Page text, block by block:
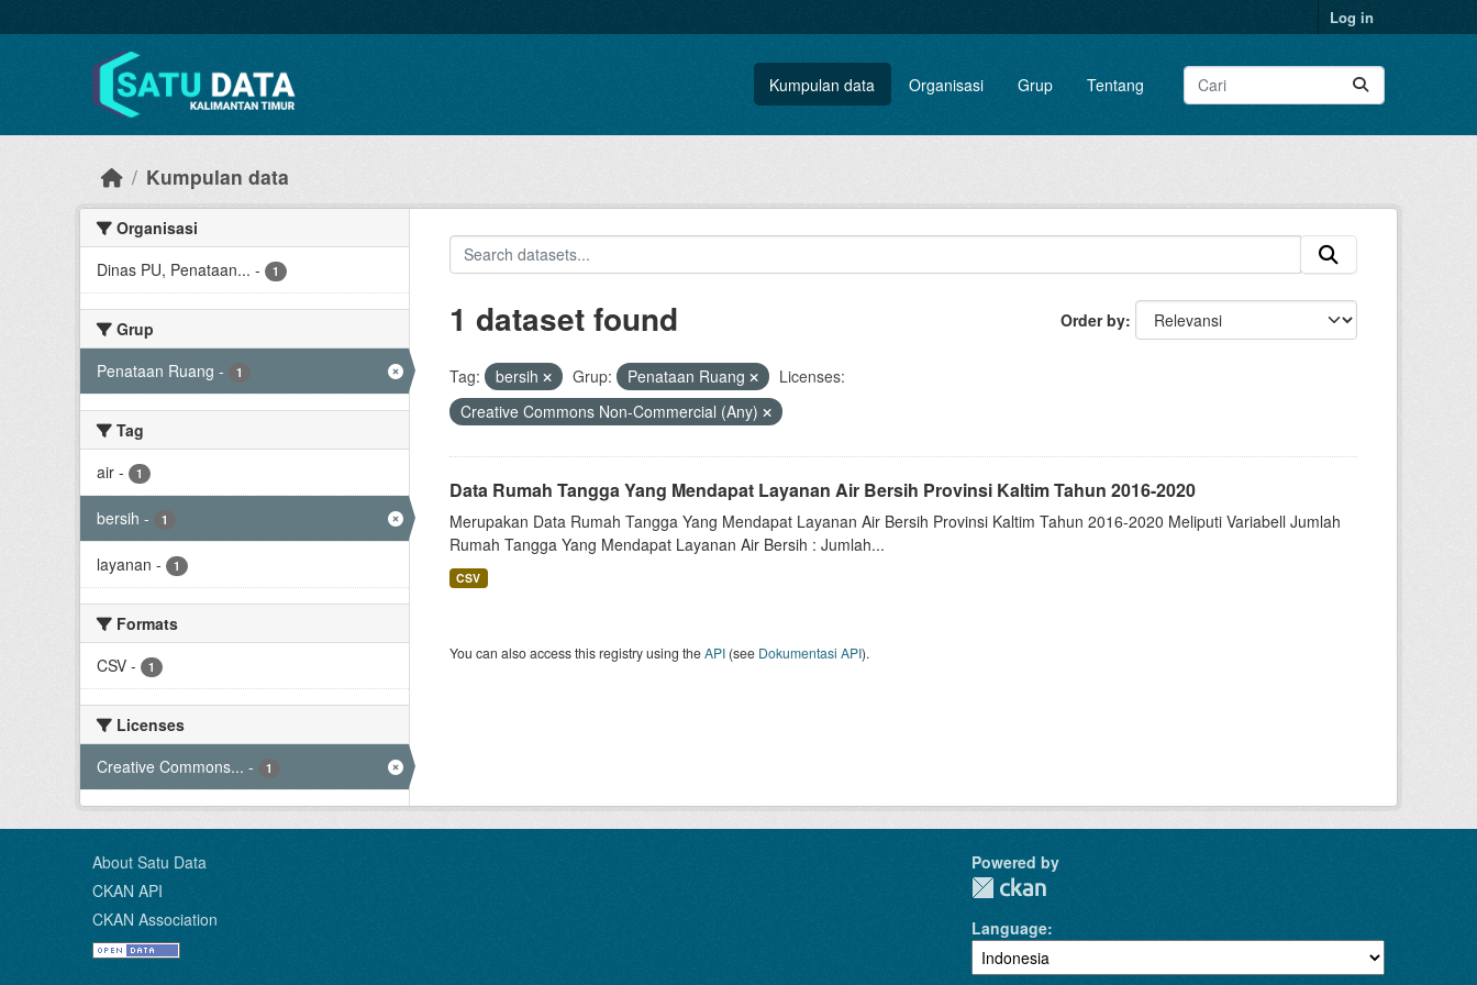
Log in
Kumpulan data Organisasi Grup Tentang
Kumpulan data
Organisasi
Dinas PU, Penataan... - 1
Grup
Penataan Ruang - 1
Tag
air - 1
bersih - 1
layanan - 1
Formats
CSV - 1
Licenses
Creative Commons... - 1
Order by
1 dataset found
Tag: bersih Grup: Penataan Ruang
Licenses:
Creative Commons Non-Commercial (Any)
Data Rumah Tangga Yang Mendapat Layanan Air Bersih Provinsi Kaltim Tahun 2016-2020
Merupakan Data Rumah Tangga Yang Mendapat Layanan Air Bersih Provinsi Kaltim Tahun 2016-2020 Meliputi Variabell Jumlah
Rumah Tangga Yang Mendapat Layanan Air Bersih : Jumlah...
CSV
You can also access this registry using theAPI(see Dokumentasi API).
About Satu Data
CKAN API
CKAN Association
Powered by
Language